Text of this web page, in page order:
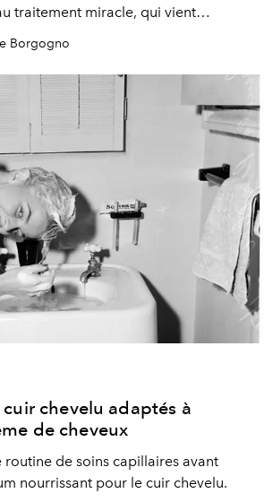
traitement miracle, qui vient
Borgogno
chevelu adaptés à
de cheveux
de soins capillaires avant
nourrissant pour le cuir chevelu.